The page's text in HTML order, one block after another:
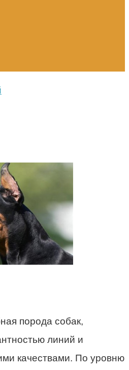
порода собак,
линий и
качествами. По уровню